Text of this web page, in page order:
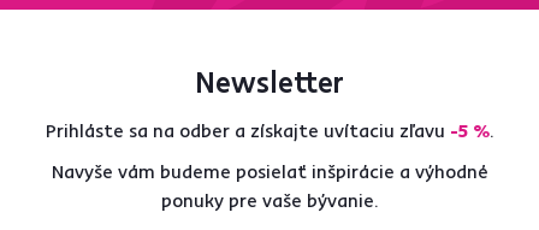
Newsletter
Prihláste sa na odber a získajte uvítaciu zľavu -5 %.
Navyše vám budeme posielať inšpirácie a výhodné
ponuky pre vaše bývanie.